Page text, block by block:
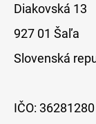
Diakovská 13
927 01 Šaľa
Slovenská
IČO: 36281280